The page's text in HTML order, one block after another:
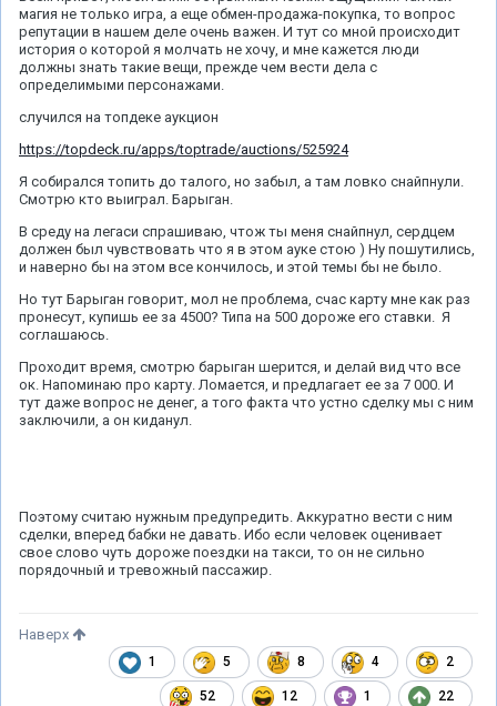
магия не только игра, а еще обмен-продажа-покупка, то вопрос
репутации в нашем деле очень важен. И тут со мной происходит
история о которой я молчать не хочу, и мне кажется люди
должны знать такие вещи, прежде чем вести дела с
определимыми персонажами.
случился на топдеке аукцион
https://topdeck.ru/apps/toptrade/auctions/525924
Я собирался топить до талого, но забыл, а там ловко снайпнули.
Смотрю кто выиграл. Барыган.
В среду на легаси спрашиваю, чтож ты меня снайпнул, сердцем
должен был чувствовать что я в этом ауке стою ) Ну пошутились,
и наверно бы на этом все кончилось, и этой темы бы не было.
Но тут Барыган говорит, мол не проблема, счас карту мне как раз
пронесут, купишь ее за 4500? Типа на 500 дороже его ставки. Я
соглашаюсь.
Проходит время, смотрю барыган шерится, и делай вид что все
ок. Напоминаю про карту. Ломается, и предлагает ее за 7 000. И
тут даже вопрос не денег, а того факта что устно сделку мы с ним
заключили, а он киданул.
Поэтому считаю нужным предупредить. Аккуратно вести с ним
сделки, вперед бабки не давать. Ибо если человек оценивает
свое слово чуть дороже поездки на такси, то он не сильно
порядочный и тревожный пассажир.
1 5 8 4 2
52 12 1 22
Наверх